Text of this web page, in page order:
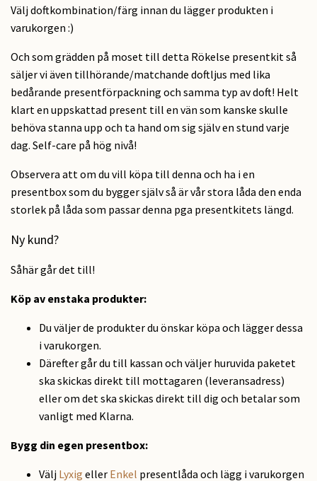
Välj doftkombination/färg innan du lägger produkten i
varukorgen :)
Och som grädden på moset till detta Rökelse presentkit så
säljer vi även tillhörande/matchande doftljus med lika
bedårande presentförpackning och samma typ av doft! Helt
klart en uppskattad present till en vän som kanske skulle
behöva stanna upp och ta hand om sig själv en stund varje
dag. Self-care på hög nivå!
Observera att om du vill köpa till denna och ha i en
presentbox som du bygger själv så är vår stora låda den enda
storlek på låda som passar denna pga presentkitets längd.
Ny kund?
Såhär går det till!
Köp av enstaka produkter:
Du väljer de produkter du önskar köpa och lägger dessa
i varukorgen.
Därefter går du till kassan och väljer huruvida paketet
ska skickas direkt till mottagaren (leveransadress)
eller om det ska skickas direkt till dig och betalar som
vanligt med Klarna.
Bygg din egen presentbox:
Välj Lyxig eller Enkel presentlåda och lägg i varukorgen